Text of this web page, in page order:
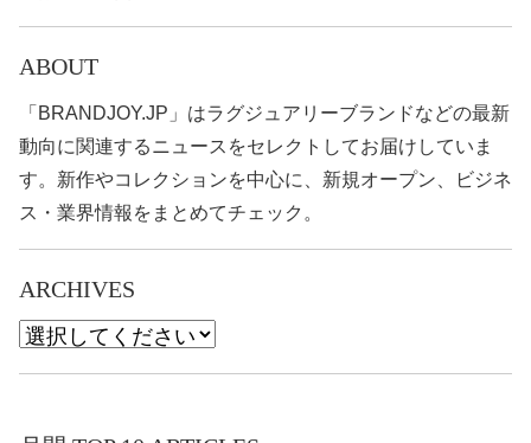
ABOUT
「BRANDJOY.JP」はラグジュアリーブランドなどの最新
動向に関連するニュースをセレクトしてお届けしていま
す。新作やコレクションを中心に、新規オープン、ビジネ
ス・業界情報をまとめてチェック。
ARCHIVES